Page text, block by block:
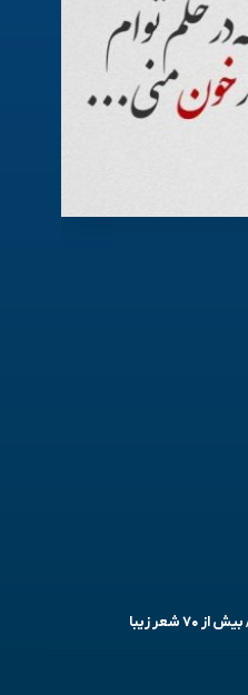
شعر زیبا